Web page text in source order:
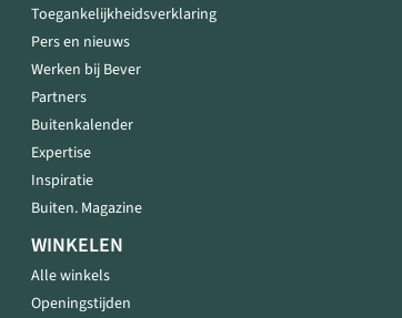
Toegankelijkheidsverklaring
Pers en nieuws
Werken bij Bever
Partners
Buitenkalender
Expertise
Inspiratie
Buiten. Magazine
WINKELEN
Alle winkels
Openingstijden